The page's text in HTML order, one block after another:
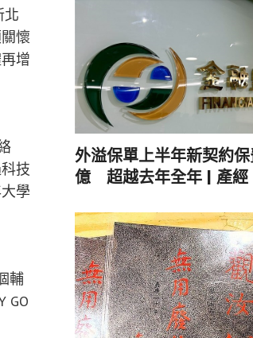
北
懷
增
技
學
輔
GO
外溢保單上半年新契約
億 超越去年全年 | 產經